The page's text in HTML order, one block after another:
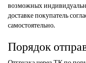
возможных
доставке покупатель
самостоятельно.
Порядок